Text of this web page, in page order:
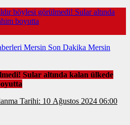
böylesi görülmedi! Sular altında
boyutta
Mersin Son Dakika Mersin
Sular altında kalan ülkede
Yayınlanma Tarihi: 10 Ağustos 2024 06:00